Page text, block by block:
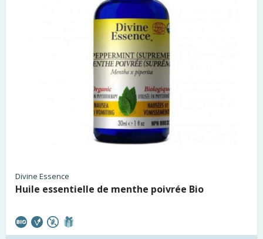
Divine Essence
Huile essentielle de menthe poivrée Bio